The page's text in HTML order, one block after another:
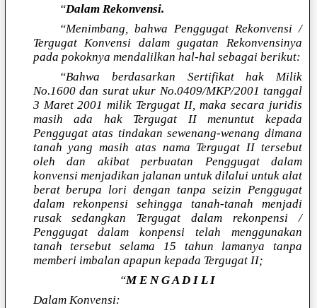
“Dalam Rekonvensi.
“Menimbang, bahwa Penggugat Rekonvensi /
Tergugat Konvensi dalam gugatan Rekonvensinya
pada pokoknya mendalilkan hal-hal sebagai berikut:
“Bahwa berdasarkan Sertifikat hak Milik
No.1600 dan surat ukur No.0409/MKP/2001 tanggal
3 Maret 2001 milik Tergugat II, maka secara juridis
masih ada hak Tergugat II menuntut kepada
Penggugat atas tindakan sewenang-wenang dimana
tanah yang masih atas nama Tergugat II tersebut
oleh dan akibat perbuatan Penggugat dalam
konvensi menjadikan jalanan untuk dilalui untuk alat
berat berupa lori dengan tanpa seizin Penggugat
dalam rekonpensi sehingga tanah-tanah menjadi
rusak sedangkan Tergugat dalam rekonpensi /
Penggugat dalam konpensi telah menggunakan
tanah tersebut selama 15 tahun lamanya tanpa
memberi imbalan apapun kepada Tergugat II;
“M E N G A D I L I
Dalam Konvensi: